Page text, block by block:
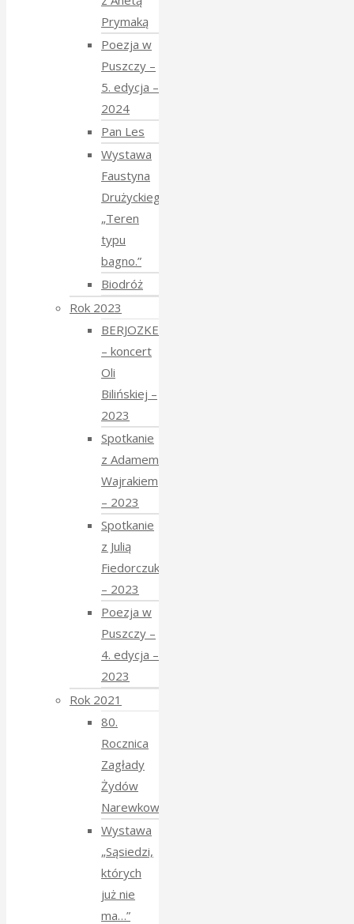
Prymaką
Poezja w
Puszczy –
5. edycja –
2024
Pan Les
Wystawa
Faustyna
Drużyckiego
„Teren
typu
bagno.”
Biodróż
Rok 2023
BERJOZKELE
– koncert
Oli
Bilińskiej –
2023
Spotkanie
z Adamem
Wajrakiem
– 2023
Spotkanie
z Julią
Fiedorczuk
– 2023
Poezja w
Puszczy –
4. edycja –
2023
Rok 2021
80.
Rocznica
Zagłady
Żydów
Narewkowskich
Wystawa
„Sąsiedzi,
których
już nie
ma…”